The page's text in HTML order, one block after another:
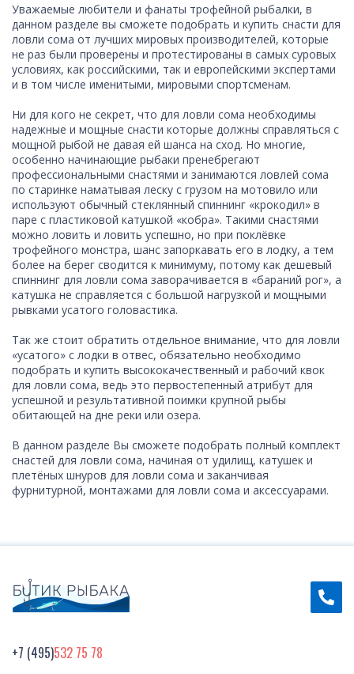
Уважаемые любители и фанаты трофейной рыбалки, в
данном разделе вы сможете подобрать и купить снасти для
ловли сома от лучших мировых производителей, которые
не раз были проверены и протестированы в самых суровых
условиях, как российскими, так и европейскими экспертами
и в том числе именитыми, мировыми спортсменам.
Ни для кого не секрет, что для ловли сома необходимы
надежные и мощные снасти которые должны справляться с
мощной рыбой не давая ей шанса на сход. Но многие,
особенно начинающие рыбаки пренебрегают
профессиональными снастями и занимаются ловлей сома
по старинке наматывая леску с грузом на мотовило или
используют обычный стеклянный спиннинг «крокодил» в
паре с пластиковой катушкой «кобра». Такими снастями
можно ловить и ловить успешно, но при поклёвке
трофейного монстра, шанс запоркавать его в лодку, а тем
более на берег сводится к минимуму, потому как дешевый
спиннинг для ловли сома заворачивается в «бараний рог», а
катушка не справляется с большой нагрузкой и мощными
рывками усатого головастика.
Так же стоит обратить отдельное внимание, что для ловли
«усатого» с лодки в отвес, обязательно необходимо
подобрать и купить высококачественный и рабочий квок
для ловли сома, ведь это первостепенный атрибут для
успешной и результативной поимки крупной рыбы
обитающей на дне реки или озера.
В данном разделе Вы сможете подобрать полный комплект
снастей для ловли сома, начиная от удилищ, катушек и
плетёных шнуров для ловли сома и заканчивая
фурнитурной, монтажами для ловли сома и аксессуарами.
+7 (495)532 75 78